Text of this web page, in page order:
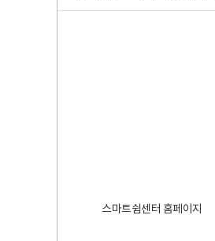
스마트쉼센터 홈페이지